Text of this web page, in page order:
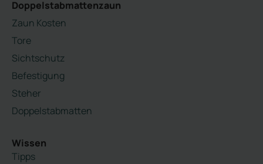
Doppelstabmattenzaun
Zaun Kosten
Tore
Sichtschutz
Befestigung
Steher
Doppelstabmatten
Wissen
Tipps